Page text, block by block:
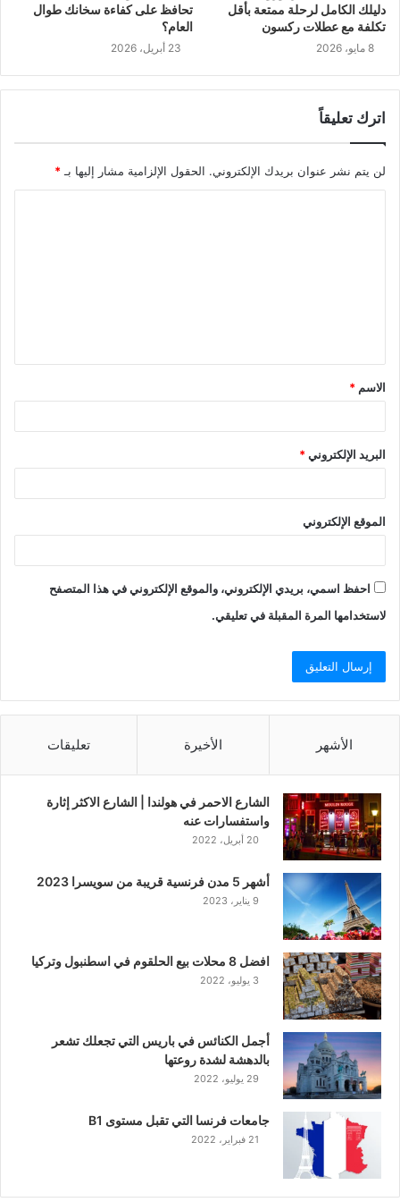
دليلك الكامل لرحلة ممتعة بأقل
تكلفة مع عطلات ركسون
8 مايو، 2026
تحافظ على كفاءة سخانك طوال
العام؟
23 أبريل، 2026
اترك تعليقاً
لن يتم نشر عنوان بريدك الإلكتروني. الحقول الإلزامية مشار إليها بـ *
ق
*
الاسم *
البريد الإلكتروني*
الموقع الإلكتروني
احفظ اسمي، بريدي الإلكتروني، والموقع الإلكتروني في هذا المتصفح
لاستخدامها المرة المقبلة في تعليقي.
الأشهر الأخيرة تعليقات
الشارع الاحمر في هولندا | الشارع الاكثر إثارة
واستفسارات عنه
20 أبريل، 2022
أشهر 5 مدن فرنسية قريبة من سويسرا 2023
9 يناير، 2023
افضل 8 محلات بيع الحلقوم في اسطنبول وتركيا
3 يوليو، 2022
أجمل الكنائس في باريس التي تجعلك تشعر
بالدهشة لشدة روعتها
29 يوليو، 2022
جامعات فرنسا التي تقبل مستوى B1
21 فبراير، 2022